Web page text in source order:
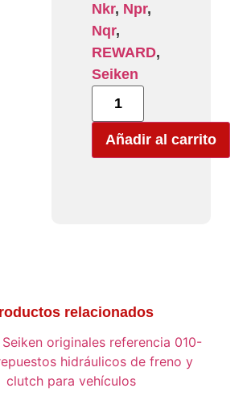
Nkr, Npr,
Nqr,
REWARD,
Seiken
Añadir al carrito
relacionados